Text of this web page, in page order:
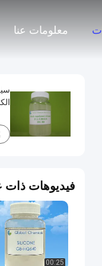
معلومات عنا
فيديوهات ذات
00:25